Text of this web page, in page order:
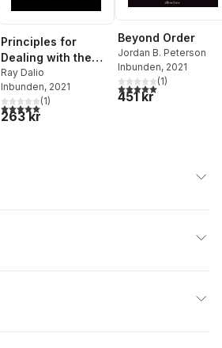
Principles for
Dealing with the
Changing World
Order
Ray Dalio
Inbunden, 2021
5,0utav 5 stjärnor. Totalt antal röster:
(1)
263 kr
Beyond Order
Jordan B. Peterson
Inbunden, 2021
5,0utav 5 stjärnor.
(1)
451 kr